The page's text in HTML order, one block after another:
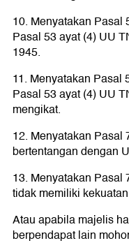
10. Menyatakan Pasal
Pasal 53 ayat (4) UU
1945.
11. Menyatakan Pasal
Pasal 53 ayat (4) UU
mengikat.
12. Menyatakan Pasal
bertentangan dengan
13. Menyatakan Pasal
tidak memiliki
Atau apabila majelis
berpendapat lain